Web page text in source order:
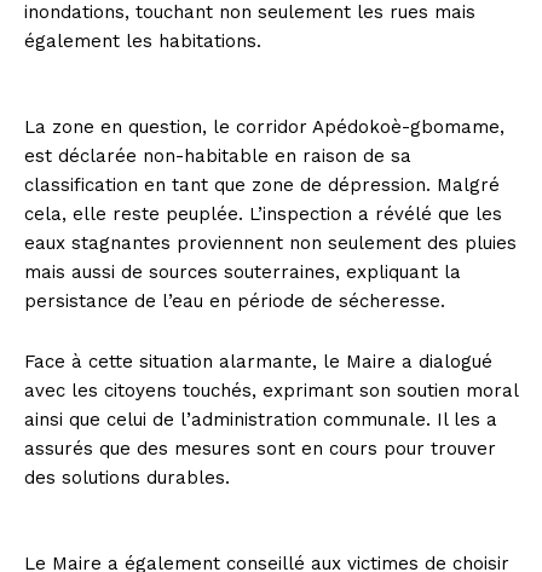
inondations, touchant non seulement les rues mais
également les habitations.
La zone en question, le corridor Apédokoè-gbomame,
est déclarée non-habitable en raison de sa
classification en tant que zone de dépression. Malgré
cela, elle reste peuplée. L’inspection a révélé que les
eaux stagnantes proviennent non seulement des pluies
mais aussi de sources souterraines, expliquant la
persistance de l’eau en période de sécheresse.
Face à cette situation alarmante, le Maire a dialogué
avec les citoyens touchés, exprimant son soutien moral
ainsi que celui de l’administration communale. Il les a
assurés que des mesures sont en cours pour trouver
des solutions durables.
Le Maire a également conseillé aux victimes de choisir